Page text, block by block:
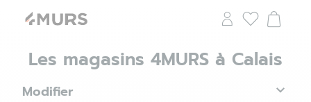
Les magasins 4MURS à Calais
Modifier